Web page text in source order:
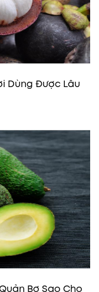
Dùng Được Lâu
Bơ Sao Cho